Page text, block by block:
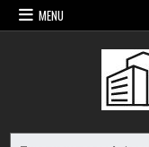
Skip
to
MENU